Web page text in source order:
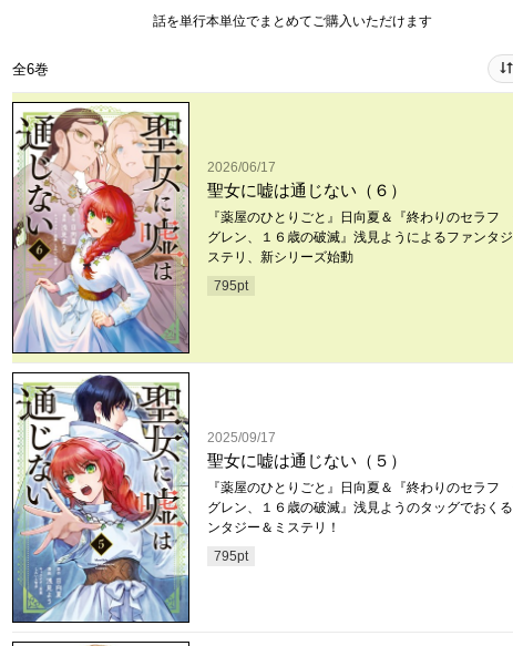
話を単行本単位でまとめてご購入いただけます
全6巻
2026/06/17
聖女に嘘は通じない（６）
『薬屋のひとりごと』日向夏＆『終わりのセラフ
グレン、１６歳の破滅』浅見ようによるファンタジ
ステリ、新シリーズ始動
795pt
2025/09/17
聖女に嘘は通じない（５）
『薬屋のひとりごと』日向夏＆『終わりのセラフ
グレン、１６歳の破滅』浅見ようのタッグでおく
ンタジー＆ミステリ！
795pt